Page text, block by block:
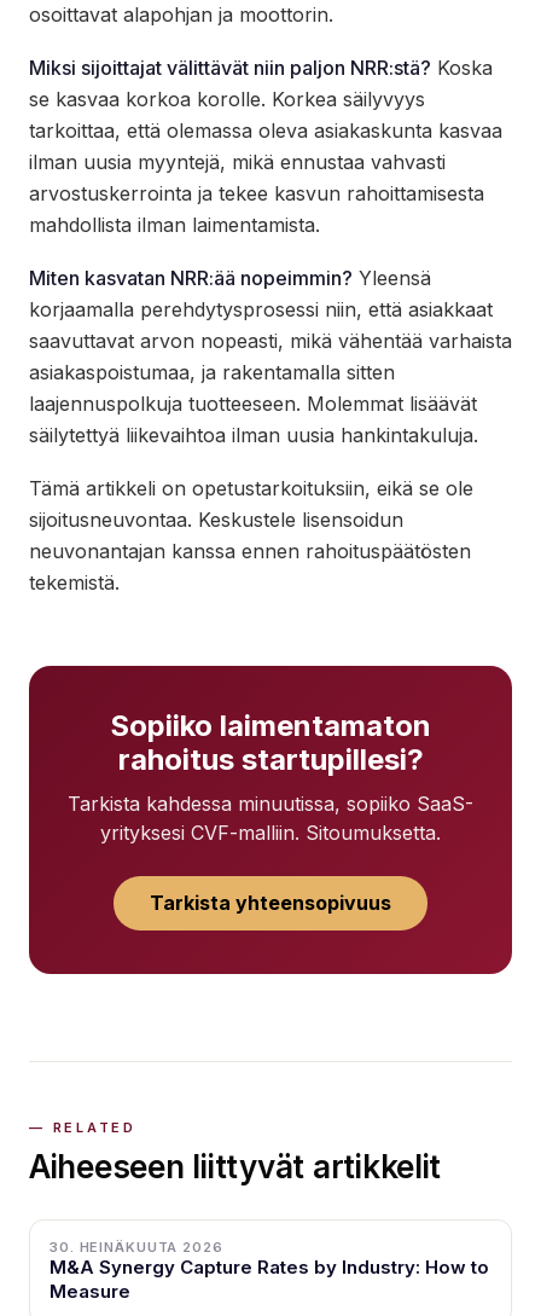
osoittavat alapohjan ja moottorin.
Miksi sijoittajat välittävät niin paljon NRR:stä? Koska
se kasvaa korkoa korolle. Korkea säilyvyys
tarkoittaa, että olemassa oleva asiakaskunta kasvaa
ilman uusia myyntejä, mikä ennustaa vahvasti
arvostuskerrointa ja tekee kasvun rahoittamisesta
mahdollista ilman laimentamista.
Miten kasvatan NRR:ää nopeimmin? Yleensä
korjaamalla perehdytysprosessi niin, että asiakkaat
saavuttavat arvon nopeasti, mikä vähentää varhaista
asiakaspoistumaa, ja rakentamalla sitten
laajennuspolkuja tuotteeseen. Molemmat lisäävät
säilytettyä liikevaihtoa ilman uusia hankintakuluja.
Tämä artikkeli on opetustarkoituksiin, eikä se ole
sijoitusneuvontaa. Keskustele lisensoidun
neuvonantajan kanssa ennen rahoituspäätösten
tekemistä.
Sopiiko laimentamaton
rahoitus startupillesi?
Tarkista kahdessa minuutissa, sopiiko SaaS-
yrityksesi CVF-malliin. Sitoumuksetta.
Tarkista yhteensopivuus
Aiheeseen liittyvät artikkelit
30. HEINÄKUUTA 2026
M&A Synergy Capture Rates by Industry: How to
Measure